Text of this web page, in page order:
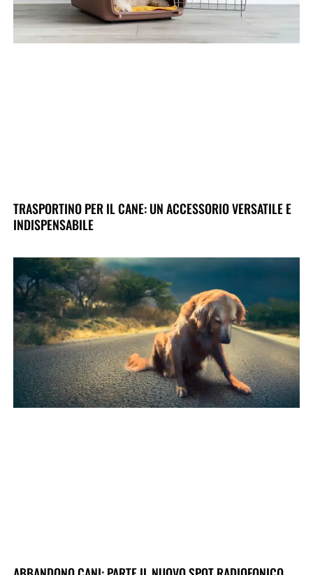
TRASPORTINO PER IL CANE: UN ACCESSORIO VERSATILE E
INDISPENSABILE